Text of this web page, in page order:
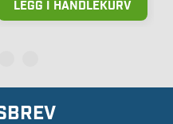
LEGG I HANDLEKURV